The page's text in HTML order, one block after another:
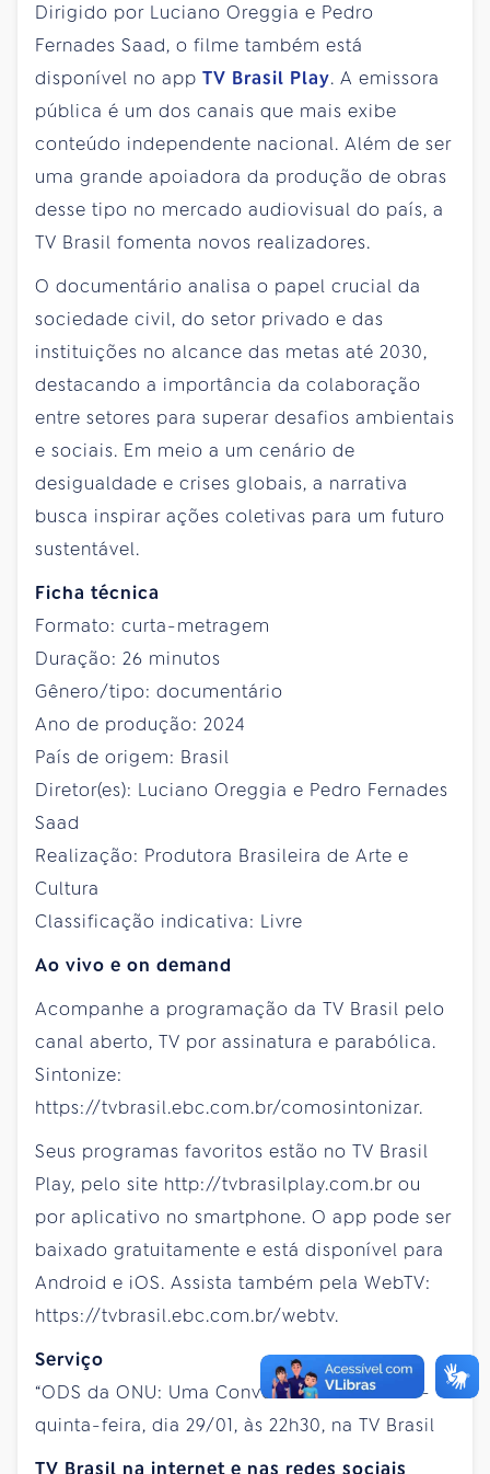
Dirigido por Luciano Oreggia e Pedro
Fernades Saad, o filme também está
disponível no app TV Brasil Play. A emissora
pública é um dos canais que mais exibe
conteúdo independente nacional. Além de ser
uma grande apoiadora da produção de obras
desse tipo no mercado audiovisual do país, a
TV Brasil fomenta novos realizadores.
O documentário analisa o papel crucial da
sociedade civil, do setor privado e das
instituições no alcance das metas até 2030,
destacando a importância da colaboração
entre setores para superar desafios ambientais
e sociais. Em meio a um cenário de
desigualdade e crises globais, a narrativa
busca inspirar ações coletivas para um futuro
sustentável.
Ficha técnica
Formato: curta-metragem
Duração: 26 minutos
Gênero/tipo: documentário
Ano de produção: 2024
País de origem: Brasil
Diretor(es): Luciano Oreggia e Pedro Fernades
Saad
Realização: Produtora Brasileira de Arte e
Cultura
Classificação indicativa: Livre
Ao vivo e on demand
Acompanhe a programação da TV Brasil pelo
canal aberto, TV por assinatura e parabólica.
Sintonize:
https://tvbrasil.ebc.com.br/comosintonizar.
Seus programas favoritos estão no TV Brasil
Play, pelo site http://tvbrasilplay.com.br ou
por aplicativo no smartphone. O app pode ser
baixado gratuitamente e está disponível para
Android e iOS. Assista também pela WebTV:
https://tvbrasil.ebc.com.br/webtv.
Serviço
“ODS da ONU: Uma Conversa Para Ontem” -
quinta-feira, dia 29/01, às 22h30, na TV Brasil
TV Brasil na internet e nas redes sociais